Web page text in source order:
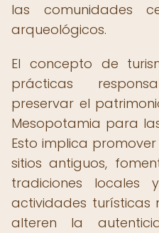
las comunidades
arqueológicos.
El concepto de
prácticas
preservar el
Mesopotamia para
Esto implica
sitios antiguos,
tradiciones locales
actividades turísticas
alteren la